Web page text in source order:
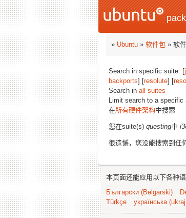
» Ubuntu » 软件包 » 软
Search in specific suite: [
backports] [resolute] [
Search in all suites
Limit search to a specific
在所有硬件架构中搜索
您在suite(s) questing中
很遗憾，您没能搜索到任
本页面还能应用以下各种
Български (Bəlgarski)
Türkçe
українська